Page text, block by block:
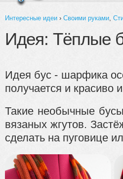
Вы здесь
Интересные идеи › Своими руками,
Идея: Тёплые
Идея бус - шарфика
получается и красиво
Такие необычные
вязаных жгутов.
сделать на пуговице